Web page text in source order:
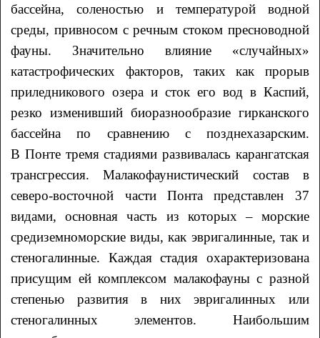
бассейна, соленостью и температурой водной
среды, привносом с речным стоком пресноводной
фауны. Значительно влияние «случайных»
катастрофических факторов, таких как прорыв
приледникового озера и сток его вод в Каспий,
резко изменивший биоразнообразие гирканского
бассейна по сравнению с позднехазарским.
В Понте тремя стадиями развивалась карангатская
трансгрессия. Малакофаунистический состав в
северо-восточной части Понта представлен 37
видами, основная часть из которых – морские
средиземноморские виды, как эвригалинные, так и
стеногалинные. Каждая стадия охарактеризована
присущим ей комплексом малакофауны с разной
степенью развития в них эвригалинных или
стеногалинных элементов. Наибольшим